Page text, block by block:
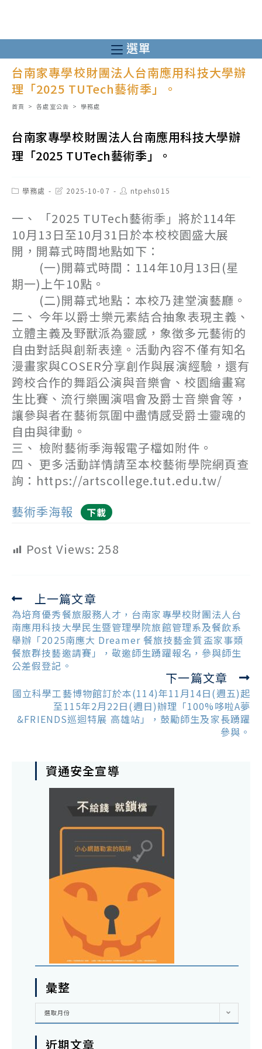
至
主
內
選單
台南家專學校財團法人台南應用科技大學辦
理「2025 TUTech藝術季」。
首頁 > 各處室公告 > 學務處
台南家專學校財團法人台南應用科技大學辦
理「2025 TUTech藝術季」。
Post學務處
Post2025-10-07
Post
author:
ntpehs015
一、 「2025 TUTech藝術季」將於114年
10月13日至10月31日於本校校園盛大展
開，開幕式時間地點如下：
(一)開幕式時間：114年10月13日(星
期一)上午10點。
(二)開幕式地點：本校乃建堂演藝廳。
二、 今年以爵士樂元素結合抽象表現主義、
立體主義及野獸派為靈感，象徵多元藝術的
自由對話與創新表達。活動內容不僅有知名
漫畫家與COSER分享創作與展演經驗，還有
跨校合作的舞蹈公演與音樂會、校園繪畫寫
生比賽、流行樂團演唱會及爵士音樂會等，
讓參與者在藝術氛圍中盡情感受爵士靈魂的
自由與律動。
三、 檢附藝術季海報電子檔如附件。
四、 更多活動詳情請至本校藝術學院網頁查
詢：https://artscollege.tut.edu.tw/
藝術季海報
下載
Post Views: 258
Read
more
articles
上一篇文章
為培育優秀餐旅服務人才，台南家專學校財團法人台
南應用科技大學民生暨管理學院旅館管理系及餐飲系
舉辦「2025南應大 Dreamer 餐旅技藝金質盃家事類
餐旅群技藝邀請賽」，敬邀師生踴躍報名，參與師生
公差假登記。
下一篇文章
國立科學工藝博物館訂於本(114)年11月14日(週五)起
至115年2月22日(週日)辦理「100%哆啦A夢
&FRIENDS巡迴特展 高雄站」，鼓勵師生及家長踴躍
參與。
資通安全宣導
彙整
彙
選取月份
近期文章